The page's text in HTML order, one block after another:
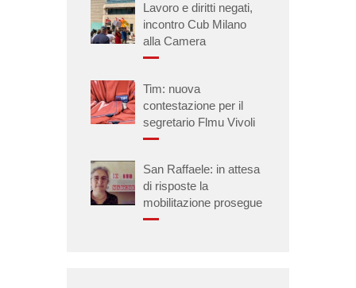
Lavoro e diritti negati,
incontro Cub Milano
alla Camera
Tim: nuova
contestazione per il
segretario Flmu Vivoli
San Raffaele: in attesa
di risposte la
mobilitazione prosegue